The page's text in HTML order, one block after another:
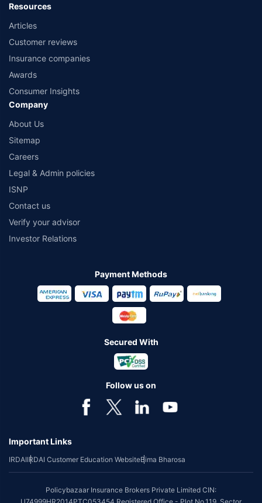
Resources
Articles
Customer reviews
Insurance companies
Awards
Consumer Insights
Company
About Us
Sitemap
Careers
Legal & Admin policies
ISNP
Contact us
Verify your advisor
Investor Relations
Payment Methods
Secured With
Follow us on
Important Links
IRDAIIRDAI Customer Education WebsiteBima Bharosa
Policybazaar Insurance Brokers Private Limited CIN: